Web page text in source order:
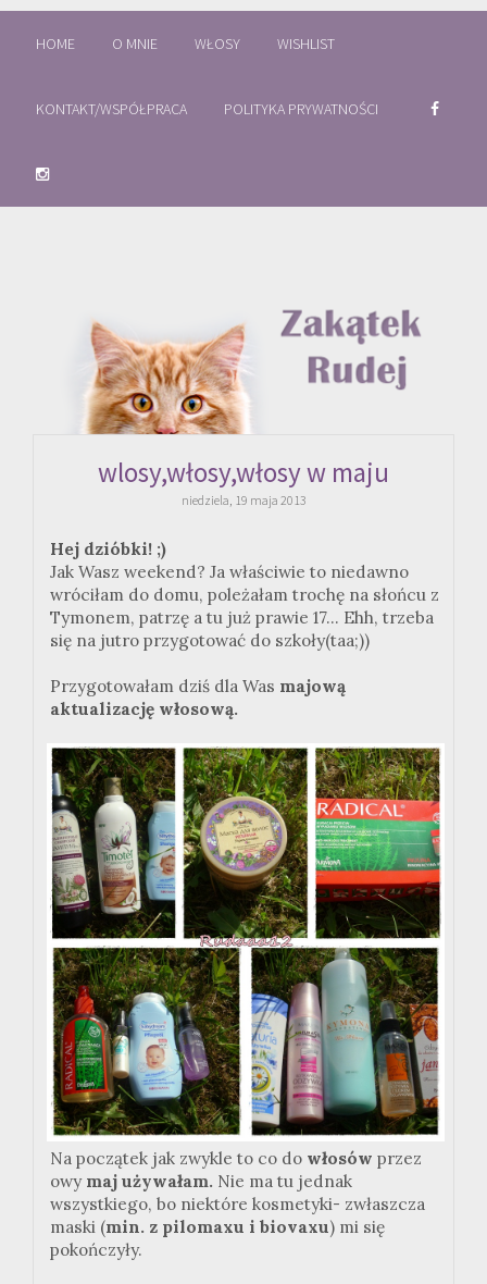
HOME O MNIE WŁOSY WISHLIST
KONTAKT/WSPÓŁPRACA POLITYKA PRYWATNOŚCI
wlosy,włosy,włosy w maju
niedziela, 19 maja 2013
Hej dzióbki! ;)
Jak Wasz weekend? Ja właściwie to niedawno
wróciłam do domu, poleżałam trochę na słońcu z
Tymonem, patrzę a tu już prawie 17... Ehh, trzeba
się na jutro przygotować do szkoły(taa;))
Przygotowałam dziś dla Was majową
aktualizację włosową.
Na początek jak zwykle to co do włosów przez
owy maj używałam. Nie ma tu jednak
wszystkiego, bo niektóre kosmetyki- zwłaszcza
maski (min. z pilomaxu i biovaxu) mi się
pokończyły.